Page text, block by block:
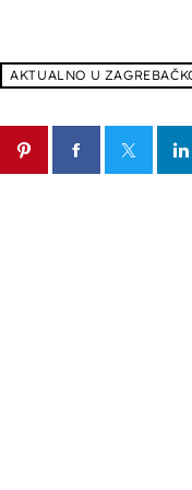
AKTUALNO U